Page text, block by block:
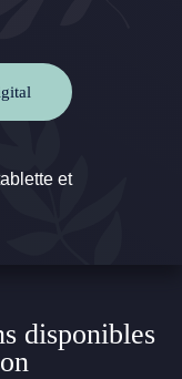
et
disponibles